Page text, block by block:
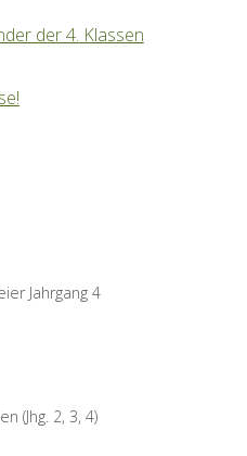
der 4. Klassen
Jahrgang 4
(Jhg. 2, 3, 4)